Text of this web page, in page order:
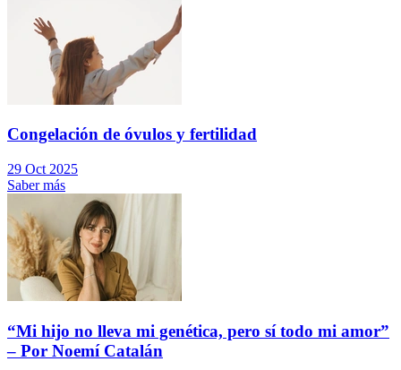
Congelación de óvulos y fertilidad
29 Oct 2025
Saber más
“Mi hijo no lleva mi genética, pero sí todo mi amor”
– Por Noemí Catalán